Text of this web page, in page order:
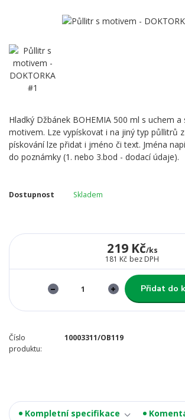
Hladký Džbánek BOHEMIA 500 ml s uchem a
motivem. Lze vypískovat i na jiný typ půllitrů
pískování lze přidat i jméno či text. Jména
do poznámky (1. nebo 3.bod - dodací údaje).
Dostupnost Skladem
219 Kč/ks
181 Kč bez DPH
Přidat do
Číslo
produktu:
10003311/OB119
Kompletní specifikace